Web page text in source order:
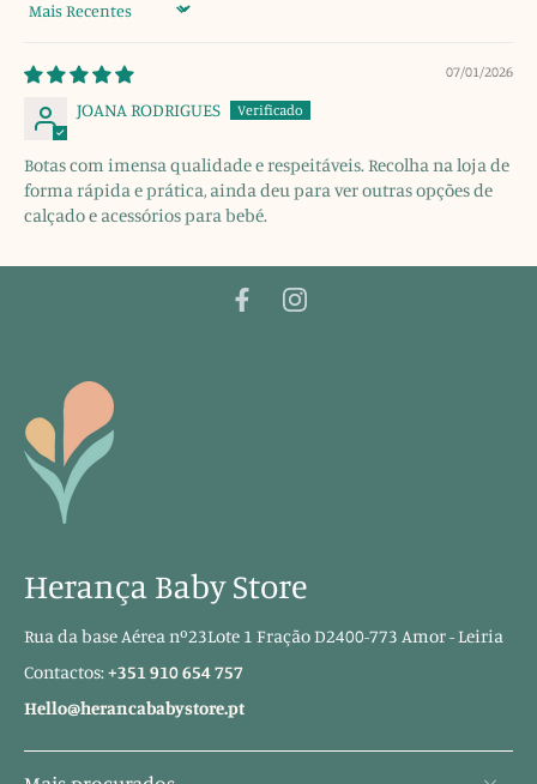
Sort by
07/01/2026
JOANA RODRIGUES
Botas com imensa qualidade e respeitáveis. Recolha na loja de
forma rápida e prática, ainda deu para ver outras opções de
calçado e acessórios para bebé.
Herança Baby Store
Rua da base Aérea nº23Lote 1 Fração D2400-773 Amor - Leiria
Contactos:+351 910 654 757
Hello@herancababystore.pt